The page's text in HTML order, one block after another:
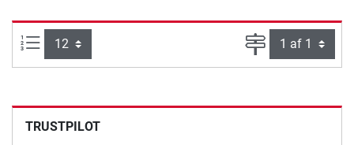
Artikel pr. side: Side
TRUSTPILOT